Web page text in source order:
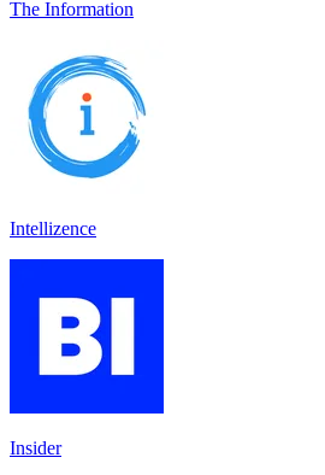
The Information
Intellizence
Insider